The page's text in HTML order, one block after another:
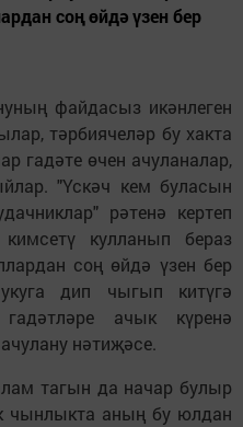
соң өйдә үзен бер
файдасыз икәнлеген
тәрбиячеләр бу хакта
гадәте өчен ачуланалар,
"Үскәч кем буласын
рәтенә кертеп
кулланып бераз
соң өйдә үзен бер
дип чыгып китүгә
ачык күренә
нәтиҗәсе.
тагын да начар булыр
чынлыкта аның бу юлдан